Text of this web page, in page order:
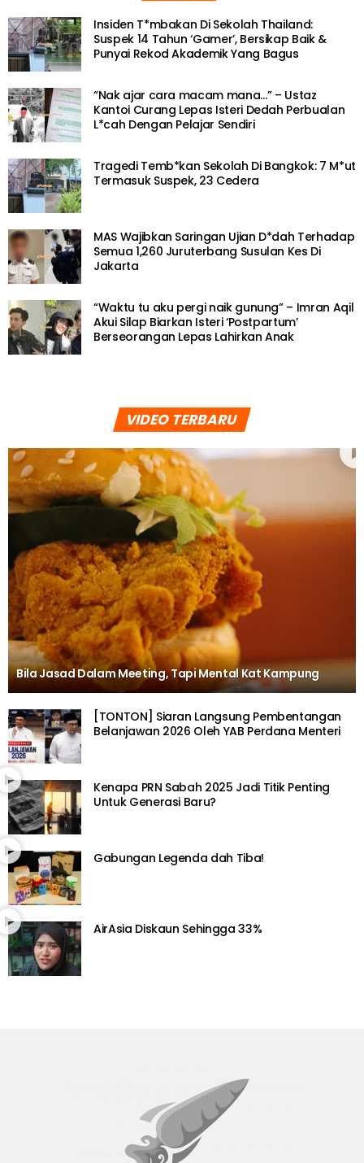
Insiden T*mbakan Di Sekolah Thailand:
Suspek 14 Tahun ‘Gamer’, Bersikap Baik &
Punyai Rekod Akademik Yang Bagus
“Nak ajar cara macam mana…” – Ustaz
Kantoi Curang Lepas Isteri Dedah Perbualan
L*cah Dengan Pelajar Sendiri
Tragedi Temb*kan Sekolah Di Bangkok: 7 M*ut
Termasuk Suspek, 23 Cedera
MAS Wajibkan Saringan Ujian D*dah Terhadap
Semua 1,260 Juruterbang Susulan Kes Di
Jakarta
“Waktu tu aku pergi naik gunung” – Imran Aqil
Akui Silap Biarkan Isteri ‘Postpartum’
Berseorangan Lepas Lahirkan Anak
VIDEO TERBARU
Bila Jasad Dalam Meeting, Tapi Mental Kat Kampung
[TONTON] Siaran Langsung Pembentangan
Belanjawan 2026 Oleh YAB Perdana Menteri
Kenapa PRN Sabah 2025 Jadi Titik Penting
Untuk Generasi Baru?
Gabungan Legenda dah Tiba!
AirAsia Diskaun Sehingga 33%